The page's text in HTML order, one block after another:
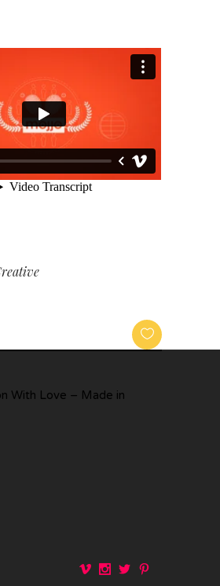
With Love – Made in